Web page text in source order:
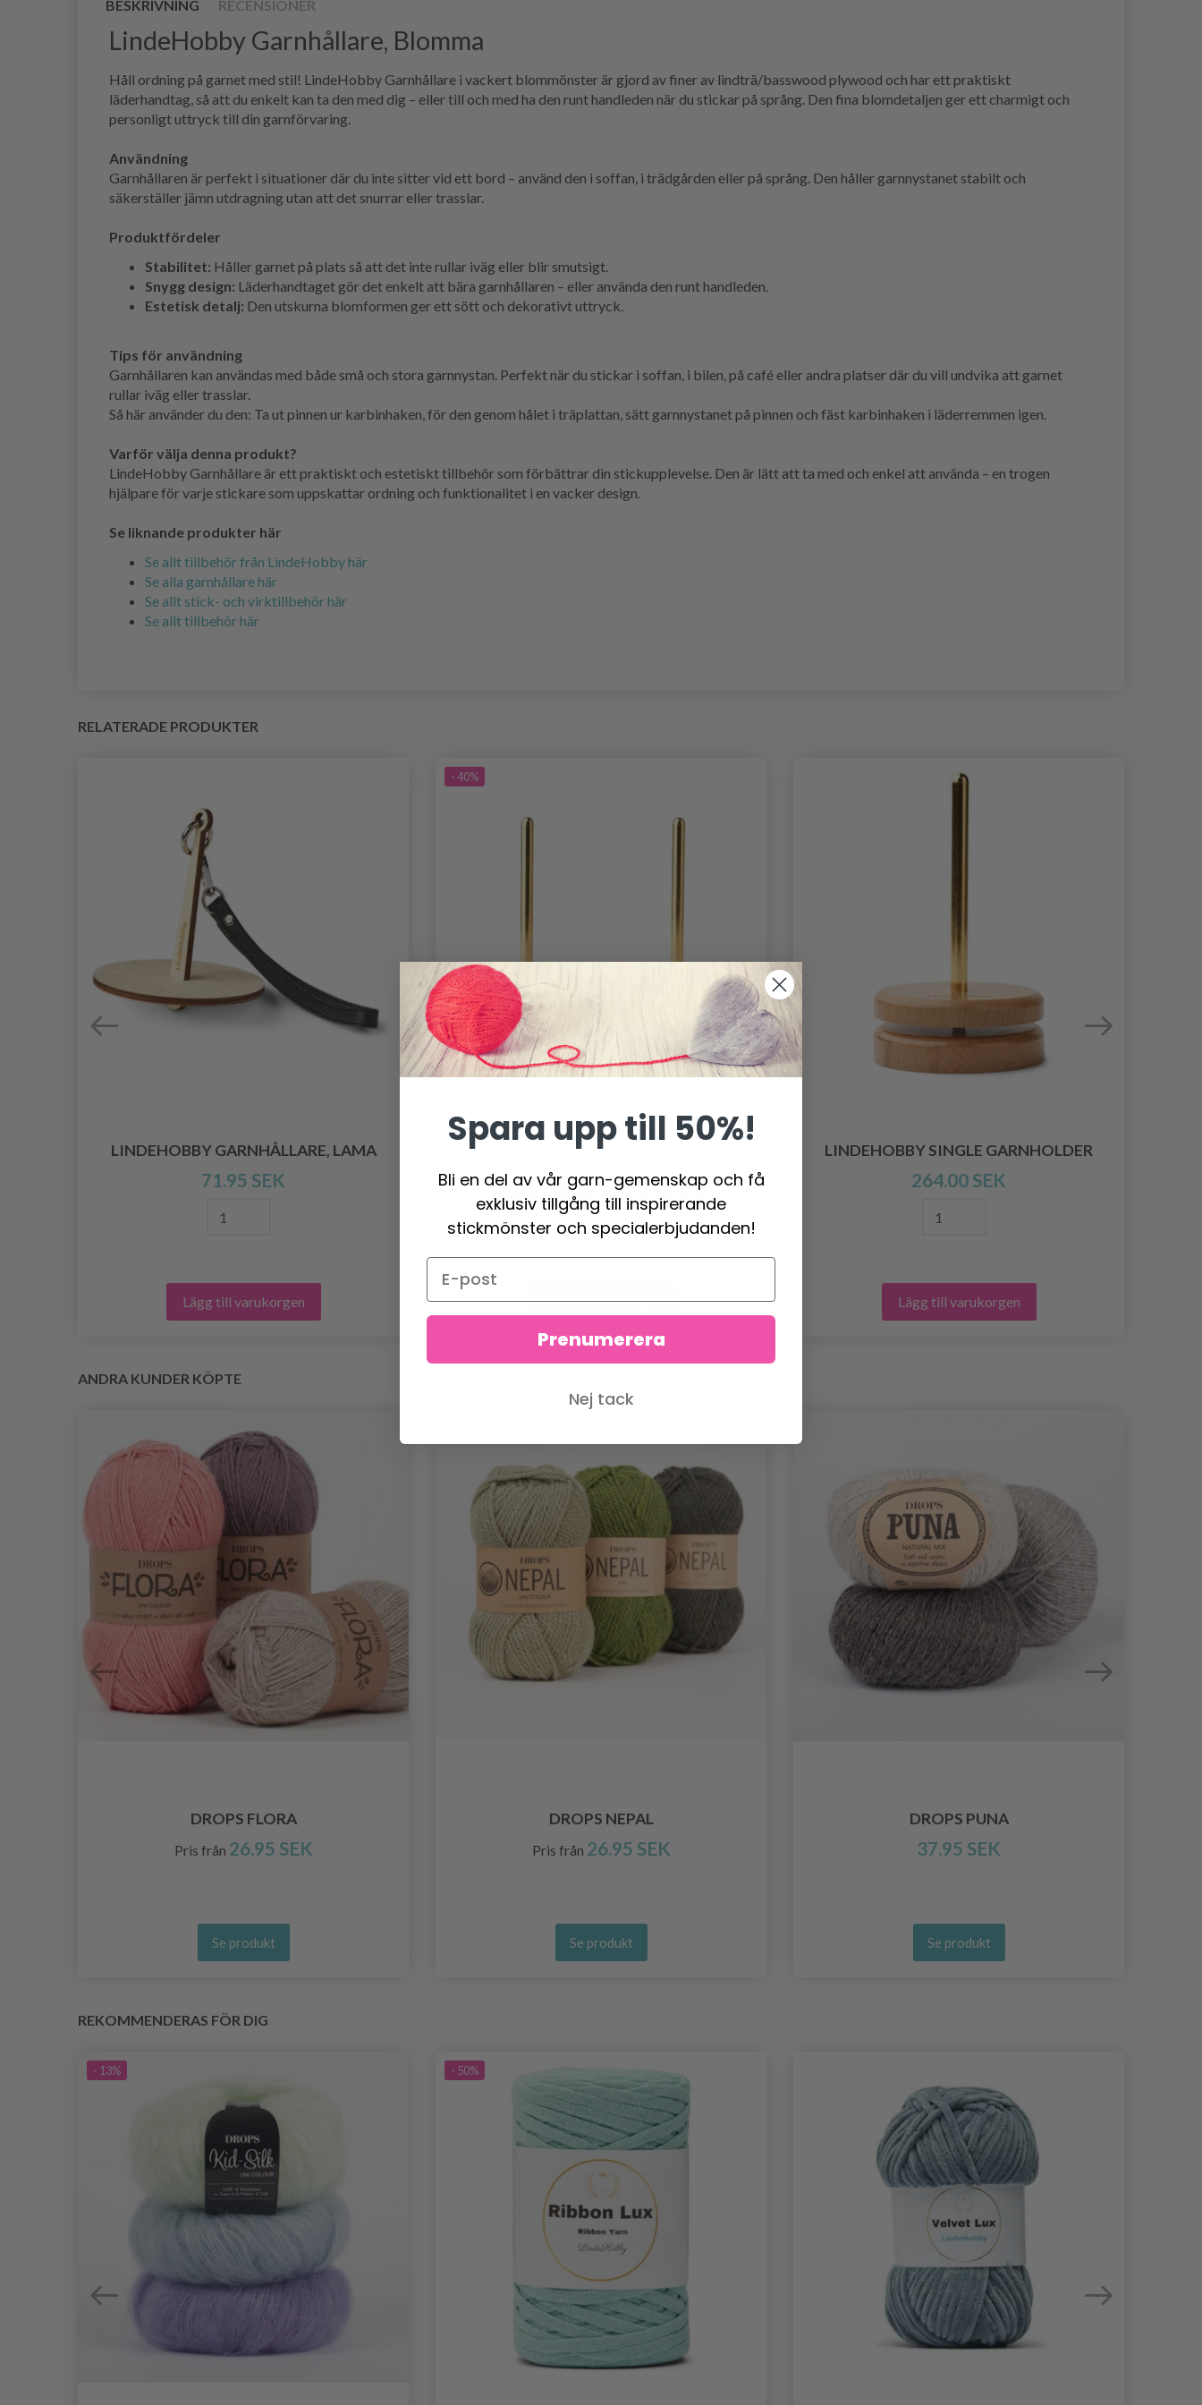
BESKRIVNING RECENSIONER
LindeHobby Garnhållare, Blomma
Håll ordning på garnet med stil! LindeHobby Garnhållare i vackert blommönster är gjord av finer av lindträ/basswood plywood och har ett praktiskt
läderhandtag, så att du enkelt kan ta den med dig – eller till och med ha den runt handleden när du stickar på språng. Den fina blomdetaljen ger ett charmigt och
personligt uttryck till din garnförvaring.
Användning
Garnhållaren är perfekt i situationer där du inte sitter vid ett bord – använd den i soffan, i trädgården eller på språng. Den håller garnnystanet stabilt och
säkerställer jämn utdragning utan att det snurrar eller trasslar.
Produktfördeler
Stabilitet: Håller garnet på plats så att det inte rullar iväg eller blir smutsigt.
Snygg design: Läderhandtaget gör det enkelt att bära garnhållaren – eller använda den runt handleden.
Estetisk detalj: Den utskurna blomformen ger ett sött och dekorativt uttryck.
Tips för användning
Garnhållaren kan användas med både små och stora garnnystan. Perfekt när du stickar i soffan, i bilen, på café eller andra platser där du vill undvika att garnet
rullar iväg eller trasslar.
Så här använder du den: Ta ut pinnen ur karbinhaken, för den genom hålet i träplattan, sätt garnnystanet på pinnen och fäst karbinhaken i läderremmen igen.
Varför välja denna produkt?
LindeHobby Garnhållare är ett praktiskt och estetiskt tillbehör som förbättrar din stickupplevelse. Den är lätt att ta med och enkel att använda – en trogen
hjälpare för varje stickare som uppskattar ordning och funktionalitet i en vacker design.
Se liknande produkter här
Se allt tillbehör från LindeHobby här
Se alla garnhållare här
Se allt stick- och virktillbehör här
Se allt tillbehör här
RELATERADE PRODUKTER
LINDEHOBBY GARNHÅLLARE, LAMA
71.95 SEK
Lägg till varukorgen
- 40%
LINDEHOBBY DOUBLE GARNHÅLLARE
Erbjudandet upphör 31/08/2026
Lägg till varukorgen
LINDEHOBBY SINGLE GARNHOLDER
264.00 SEK
Lägg till varukorgen
ANDRA KUNDER KÖPTE
DROPS FLORA
Pris från 26.95 SEK
Se produkt
DROPS NEPAL
Pris från 26.95 SEK
Se produkt
DROPS PUNA
37.95 SEK
Se produkt
REKOMMENDERAS FÖR DIG
- 13% - 50%
Spara upp till 50%!
Bli en del av vår garn-gemenskap och få
exklusiv tillgång till inspirerande
stickmönster och specialerbjudanden!
Prenumerera
Nej tack